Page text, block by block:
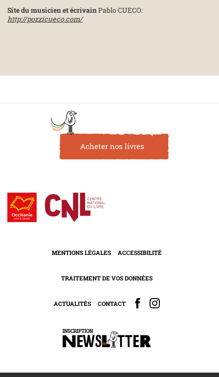
Site du musicien et écrivainPablo CUECO:
http://pozzicueco.com/
Acheter nos livres
MENTIONS LÉGALES ACCESSIBILITÉ
TRAITEMENT DE VOS DONNÉES
ACTUALITÉS CONTACT